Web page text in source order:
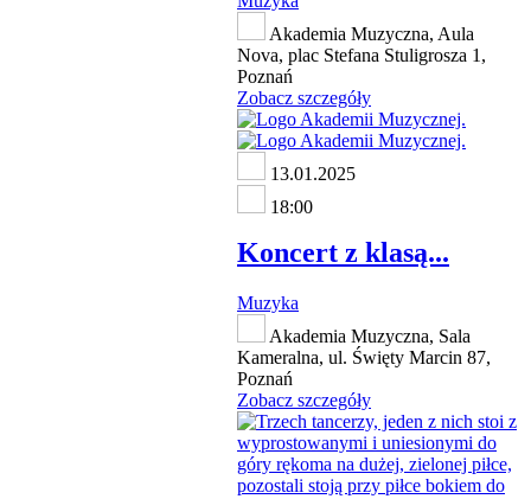
Akademia Muzyczna, Aula
Nova, plac Stefana Stuligrosza 1,
Poznań
Zobacz szczegóły
13.01.2025
18:00
Koncert z klasą...
Muzyka
Akademia Muzyczna, Sala
Kameralna, ul. Święty Marcin 87,
Poznań
Zobacz szczegóły